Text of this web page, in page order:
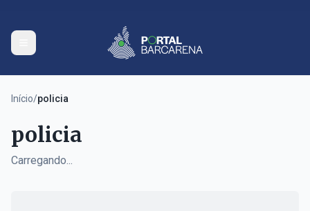
Início/policia
policia
Carregando...